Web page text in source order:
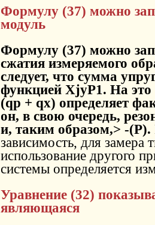
Формулу (37) можно
модуль
Формулу (37) можно
сжатия измеряемого
следует, что сумма
функцией XjyP1. На это
(qp + qx) определяет
он, в свою очередь,
и, таким образом,> -(Р).
зависимость, для замера
использование другого
системы определяется
Уравнение (32)
являющаяся